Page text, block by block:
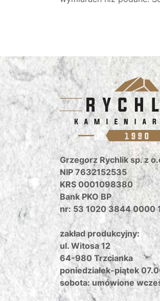
Grzegorz Rychlik sp. z
NIP 7632152535
KRS 0001098380
Bank PKO BP
nr: 53 1020 3844 0000
zakład produkcyjny:
ul. Witosa 12
64-980 Trzcianka
poniedziałek-piątek
sobota: umówione